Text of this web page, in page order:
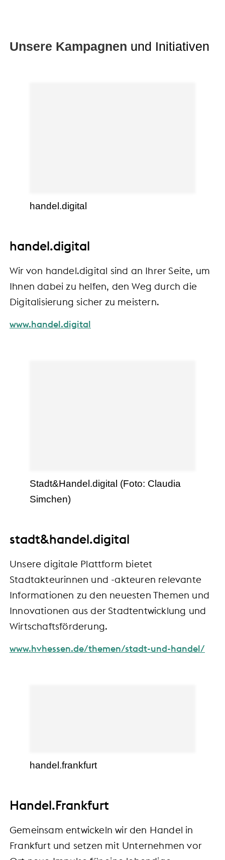
Unsere Kampagnen und Initiativen
handel.digital
handel.digital
Wir von handel.digital sind an Ihrer Seite, um
Ihnen dabei zu helfen, den Weg durch die
Digitalisierung sicher zu meistern.
www.handel.digital
Stadt&Handel.digital (Foto: Claudia
Simchen)
stadt&handel.digital
Unsere digitale Plattform bietet
Stadtakteurinnen und -akteuren relevante
Informationen zu den neuesten Themen und
Innovationen aus der Stadtentwicklung und
Wirtschaftsförderung.
www.hvhessen.de/themen/stadt-und-handel/
handel.frankfurt
Handel.Frankfurt
Gemeinsam entwickeln wir den Handel in
Frankfurt und setzen mit Unternehmen vor